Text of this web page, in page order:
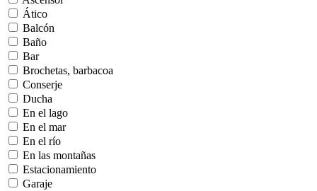
Ático
Balcón
Baño
Bar
Brochetas, barbacoa
Conserje
Ducha
En el lago
En el mar
En el río
En las montañas
Estacionamiento
Garaje